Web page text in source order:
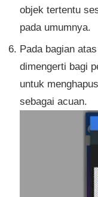
objek tertentu
pada umumnya.
Pada bagian
dimengerti bagi
untuk
sebagai acuan.